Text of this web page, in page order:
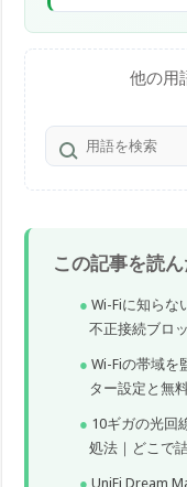
他の用
この記事を読
Wi-Fiに知らな
不正接続ブロ
Wi-Fiの帯域を
ター設定と無
10ギガの光回
処法｜どこで
UniFi Dream